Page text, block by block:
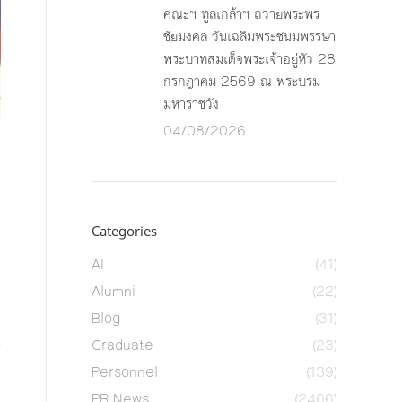
คณะฯ ทูลเกล้าฯ ถวายพระพร
ชัยมงคล วันเฉลิมพระชนมพรรษา
พระบาทสมเด็จพระเจ้าอยู่หัว 28
กรกฎาคม 2569 ณ พระบรม
มหาราชวัง
04/08/2026
Categories
AI
(41)
Alumni
(22)
Blog
(31)
Graduate
(23)
Personnel
(139)